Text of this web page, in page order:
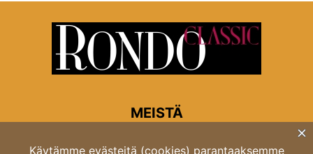
MEISTÄ
Rondon toimitus